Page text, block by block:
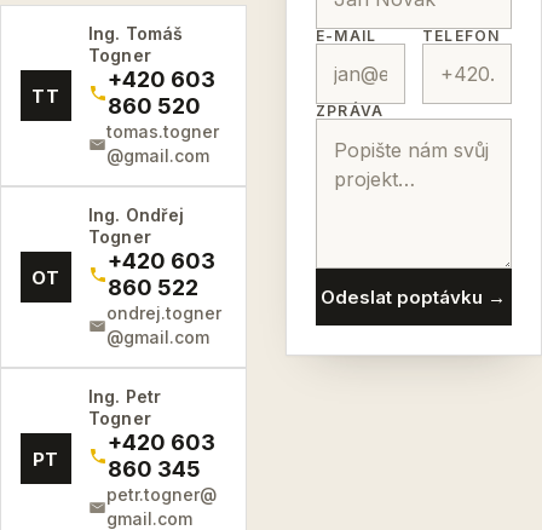
TT
Ing. Tomáš
Togner
+420 603
860 520
tomas.togner
@gmail.com
OT
Ing. Ondřej
Togner
+420 603
860 522
ondrej.togner
@gmail.com
PT
Ing. Petr
Togner
+420 603
860 345
petr.togner@
gmail.com
E-MAIL TELEFON
ZPRÁVA
Odeslat poptávku →